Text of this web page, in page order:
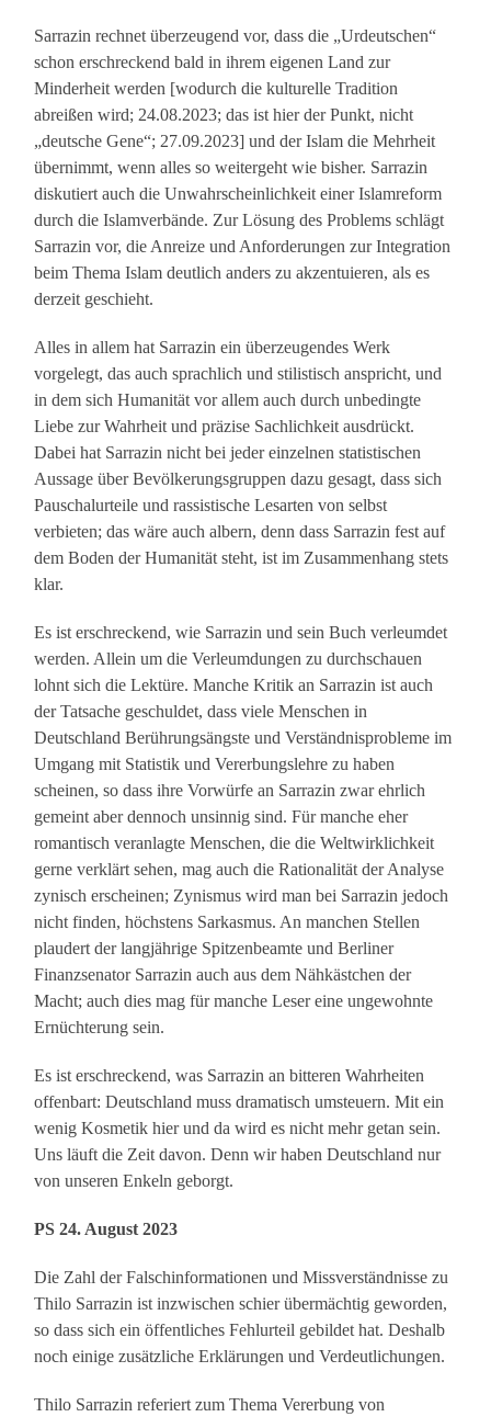
Sarrazin rechnet überzeugend vor, dass die „Urdeutschen“
schon erschreckend bald in ihrem eigenen Land zur
Minderheit werden [wodurch die kulturelle Tradition
abreißen wird; 24.08.2023; das ist hier der Punkt, nicht
„deutsche Gene“; 27.09.2023] und der Islam die Mehrheit
übernimmt, wenn alles so weitergeht wie bisher. Sarrazin
diskutiert auch die Unwahrscheinlichkeit einer Islamreform
durch die Islamverbände. Zur Lösung des Problems schlägt
Sarrazin vor, die Anreize und Anforderungen zur Integration
beim Thema Islam deutlich anders zu akzentuieren, als es
derzeit geschieht.
Alles in allem hat Sarrazin ein überzeugendes Werk
vorgelegt, das auch sprachlich und stilistisch anspricht, und
in dem sich Humanität vor allem auch durch unbedingte
Liebe zur Wahrheit und präzise Sachlichkeit ausdrückt.
Dabei hat Sarrazin nicht bei jeder einzelnen statistischen
Aussage über Bevölkerungsgruppen dazu gesagt, dass sich
Pauschalurteile und rassistische Lesarten von selbst
verbieten; das wäre auch albern, denn dass Sarrazin fest auf
dem Boden der Humanität steht, ist im Zusammenhang stets
klar.
Es ist erschreckend, wie Sarrazin und sein Buch verleumdet
werden. Allein um die Verleumdungen zu durchschauen
lohnt sich die Lektüre. Manche Kritik an Sarrazin ist auch
der Tatsache geschuldet, dass viele Menschen in
Deutschland Berührungsängste und Verständnisprobleme im
Umgang mit Statistik und Vererbungslehre zu haben
scheinen, so dass ihre Vorwürfe an Sarrazin zwar ehrlich
gemeint aber dennoch unsinnig sind. Für manche eher
romantisch veranlagte Menschen, die die Weltwirklichkeit
gerne verklärt sehen, mag auch die Rationalität der Analyse
zynisch erscheinen; Zynismus wird man bei Sarrazin jedoch
nicht finden, höchstens Sarkasmus. An manchen Stellen
plaudert der langjährige Spitzenbeamte und Berliner
Finanzsenator Sarrazin auch aus dem Nähkästchen der
Macht; auch dies mag für manche Leser eine ungewohnte
Ernüchterung sein.
Es ist erschreckend, was Sarrazin an bitteren Wahrheiten
offenbart: Deutschland muss dramatisch umsteuern. Mit ein
wenig Kosmetik hier und da wird es nicht mehr getan sein.
Uns läuft die Zeit davon. Denn wir haben Deutschland nur
von unseren Enkeln geborgt.
PS 24. August 2023
Die Zahl der Falschinformationen und Missverständnisse zu
Thilo Sarrazin ist inzwischen schier übermächtig geworden,
so dass sich ein öffentliches Fehlurteil gebildet hat. Deshalb
noch einige zusätzliche Erklärungen und Verdeutlichungen.
Thilo Sarrazin referiert zum Thema Vererbung von